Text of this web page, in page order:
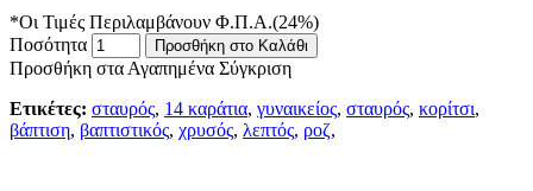
*Οι Τιμές Περιλαμβάνουν Φ.Π.Α.(24%)
Ποσότητα
Προσθήκη στο Καλάθι
Προσθήκη στα Αγαπημένα Σύγκριση
Ετικέτες: σταυρός, 14 καράτια, γυναικείος, σταυρός, κορίτσι,
βάπτιση, βαπτιστικός, χρυσός, λεπτός, ροζ,